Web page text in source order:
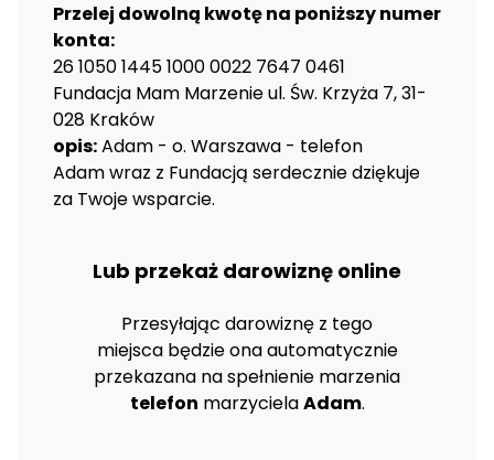
Przelej dowolną kwotę na poniższy numer
konta:
26 1050 1445 1000 0022 7647 0461
Fundacja Mam Marzenie ul. Św. Krzyża 7, 31-
028 Kraków
opis:Adam - o. Warszawa - telefon
Adam wraz z Fundacją serdecznie dziękuje
za Twoje wsparcie.
Lub przekaż darowiznę online
Przesyłając darowiznę z tego
miejsca będzie ona automatycznie
przekazana na spełnienie marzenia
telefon marzycielaAdam.